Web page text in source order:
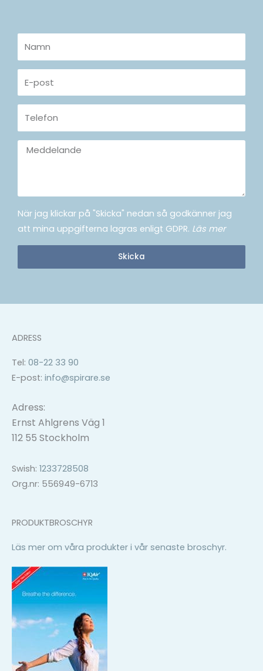
post
Telefon
Meddelande
När jag klickar på "Skicka" nedan så godkänner jag
att mina uppgifterna lagras enligt GDPR. Läs mer
Skicka
ADRESS
Tel: 08-22 33 90
E-post: info@spirare.se
Adress:
Ernst Ahlgrens Väg 1
112 55 Stockholm
Swish: 1233728508
Org.nr: 556949-6713
PRODUKTBROSCHYR
Läs mer om våra produkter i vår senaste broschyr.